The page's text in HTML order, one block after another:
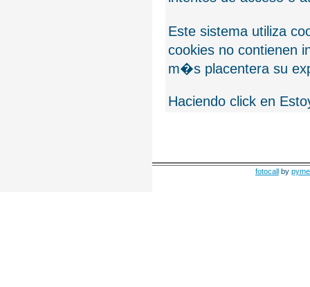
Este sistema utiliza
cookies no contienen
m�s placentera su
Haciendo click en
fotocall by